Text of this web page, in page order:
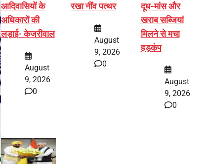
आदिवासियों के
अधिकारों की
लड़ाई- केजरीवाल
August
9, 2026
0
रखा नींव पत्थर
August
9, 2026
0
दूध-मांस और
खराब सब्जियां
मिलने से मचा
हड़कंप
August
9, 2026
0